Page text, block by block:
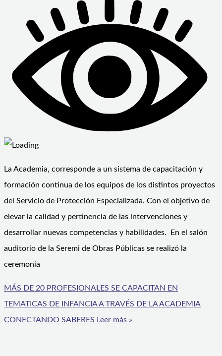
La Academia, corresponde a un sistema de capacitación y
formación continua de los equipos de los distintos proyectos
del Servicio de Protección Especializada. Con el objetivo de
elevar la calidad y pertinencia de las intervenciones y
desarrollar nuevas competencias y habilidades. En el salón
auditorio de la Seremi de Obras Públicas se realizó la
ceremonia
MÁS DE 20 PROFESIONALES SE CAPACITAN EN
TEMATICAS DE INFANCIA A TRAVÉS DE LA ACADEMIA
CONECTANDO SABERES Leer más »